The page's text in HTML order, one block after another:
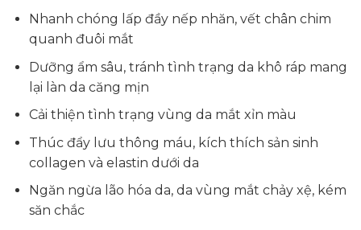
Nhanh chóng lấp đầy nếp nhăn, vết chân chim
quanh đuôi mắt
Dưỡng ẩm sâu, tránh tình trạng da khô ráp mang
lại làn da căng mịn
Cải thiện tình trạng vùng da mắt xỉn màu
Thúc đẩy lưu thông máu, kích thích sản sinh
collagen và elastin dưới da
Ngăn ngừa lão hóa da, da vùng mắt chảy xệ, kém
săn chắc